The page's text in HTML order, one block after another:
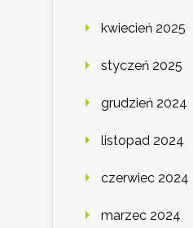
kwiecień 2025
styczeń 2025
grudzień 2024
listopad 2024
czerwiec 2024
marzec 2024